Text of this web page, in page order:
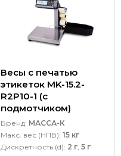
Весы с печатью
этикеток MK-15.2-
R2P10-1 (с
подмотчиком)
Бренд: МАССА-К
Макс. вес (НПВ): 15 кг
Дискретность (d): 2 г, 5 г